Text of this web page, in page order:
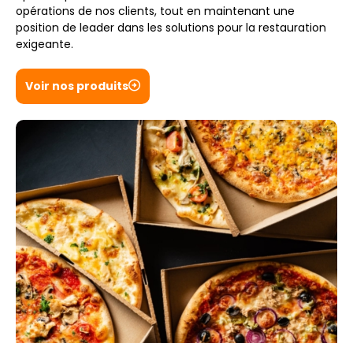
opérations de nos clients, tout en maintenant une
position de leader dans les solutions pour la restauration
exigeante.
Voir nos produits